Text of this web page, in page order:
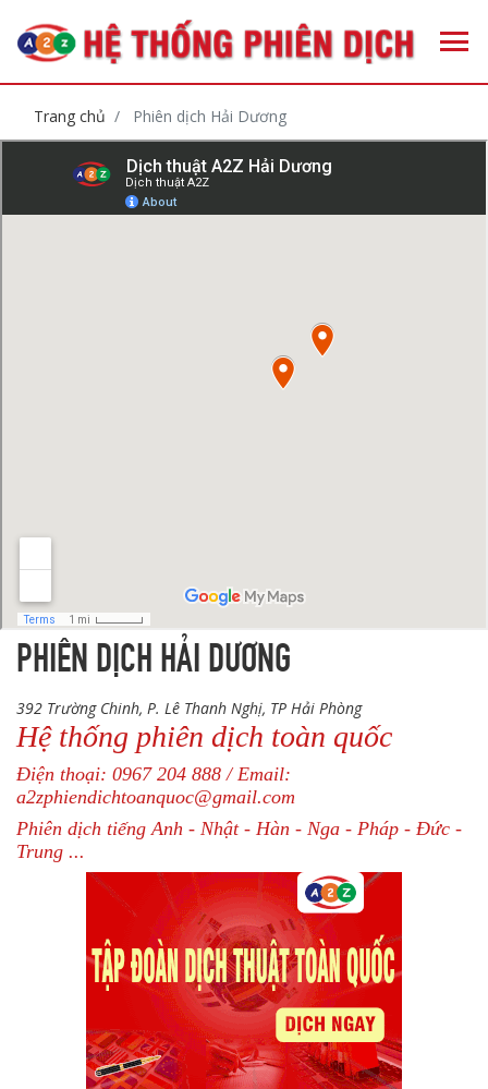
Trang chủ Phiên dịch Hải Dương
PHIÊN DỊCH HẢI DƯƠNG
392 Trường Chinh, P. Lê Thanh Nghị, TP Hải Phòng
Hệ thống phiên dịch toàn quốc
Điện thoại: 0967 204 888 / Email:
a2zphiendichtoanquoc@gmail.com
Phiên dịch tiếng Anh - Nhật - Hàn - Nga - Pháp - Đức -
Trung ...